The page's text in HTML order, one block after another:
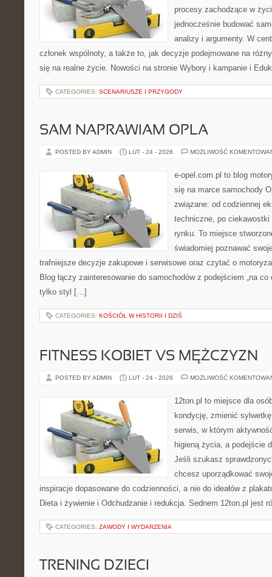
procesy zachodzące w
jednocześnie budować
analizy i argumenty. W
członek wspólnoty, a także to, jak decyzje podejmowane na
się na realne życie. Nowości na stronie Wybory i kampanie i
CATEGORIES: SCENARIUSZE I PRZYGODY
SAM NAPRAWIAM OPLA
POSTED BY ADMIN LUT - 24 - 2026 MOŻLIWOŚĆ
e-opel.com.pl to blog
się na marce samochody
związane: od codziennej
techniczne, po
rynku. To miejsce
świadomiej poznawać
trafniejsze decyzje zakupowe i serwisowe oraz czytać o
Blog łączy zainteresowanie do samochodów z podejściem „na
tylko styl […]
CATEGORIES: KOŚCIÓŁ W HISTORII I DZIŚ
FITNESS KOBIET VS MĘŻCZYZN
POSTED BY ADMIN LUT - 24 - 2026 MOŻLIWOŚĆ
12ton.pl to miejsce dla
kondycję, zmienić
serwis, w którym
higieną życia, a podejście
Jeśli szukasz
chcesz uporządkować
inspiracje dopasowane do codzienności, a nie do ideałów z
Dieta i żywienie i Odchudzanie i redukcja. Sednem 12ton.pl jest
CATEGORIES: ZAWODY I WYDARZENIA
TRENING DZIECI